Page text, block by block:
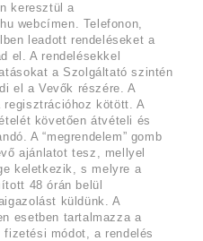
keresztül a
webcímen. Telefonon,
leadott rendeléseket a
el. A rendelésekkel
a Szolgáltató szintén
el a Vevők részére. A
regisztrációhoz kötött. A
követően átvételi és
A “megrendelem” gomb
ajánlatot tesz, mellyel
keletkezik, s melyre a
48 órán belül
küldünk. A
esetben tartalmazza a
módot, a rendelés